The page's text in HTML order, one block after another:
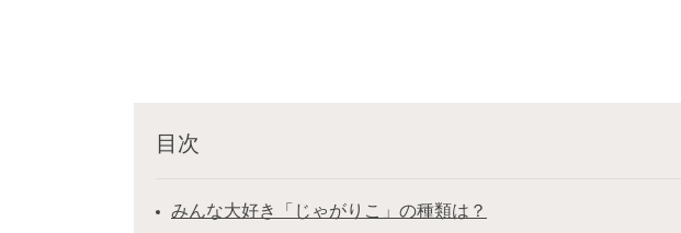
目次
みんな大好き「じゃがりこ」の種類は？